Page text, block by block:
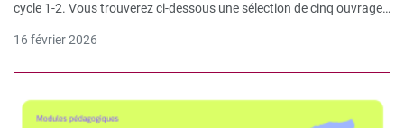
cycle 1-2. Vous trouverez ci-dessous une sélection de cinq ouvrages
16 février 2026